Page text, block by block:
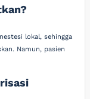
lokal, sehingga
Namun, pasien